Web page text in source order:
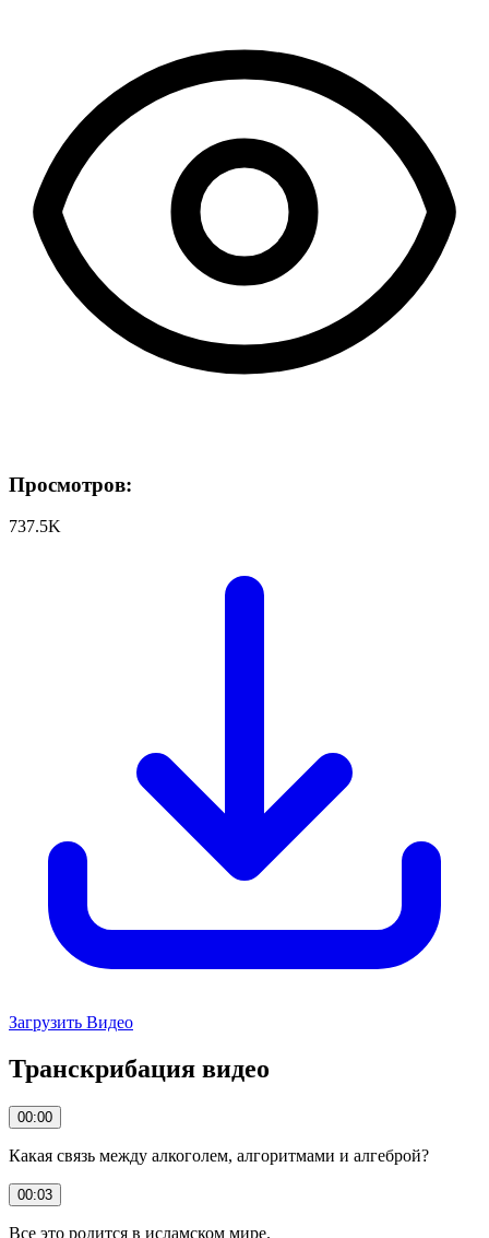
Просмотров:
737.5K
Загрузить Видео
Транскрибация видео
00:00
Какая связь между алкоголем, алгоритмами и алгеброй?
00:03
Все это родится в исламском мире.